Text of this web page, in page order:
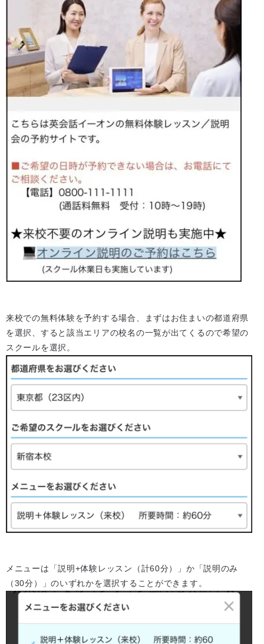
来校での無料体験を予約する場合、まずはお住まいの都道府県
を選択、すると該当エリアの校名の一覧が出てくるので希望の
スクールを選択。
メニューは「説明+体験レッスン（計60分）」か「説明のみ
（30分）」のいずれかを選択することができます。